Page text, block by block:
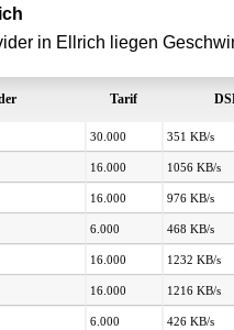
in Ellrich liegen
Tarif
30.000 351 KB/s
16.000 1056 KB/s
16.000 976 KB/s
6.000 468 KB/s
16.000 1232 KB/s
16.000 1216 KB/s
6.000 426 KB/s